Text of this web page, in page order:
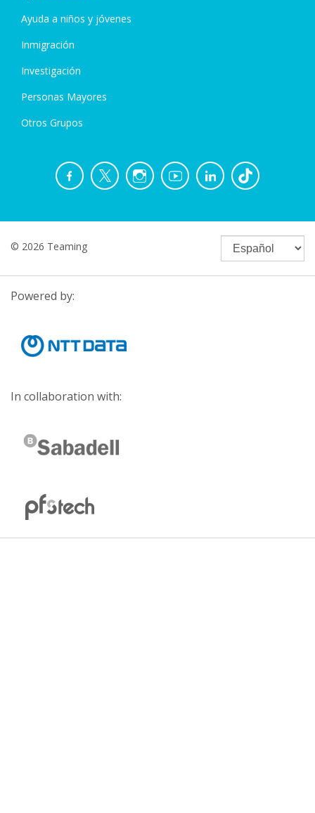
Ayuda a niños y jóvenes
Inmigración
Investigación
Personas Mayores
Otros Grupos
© 2026 Teaming
Powered by:
In collaboration with: